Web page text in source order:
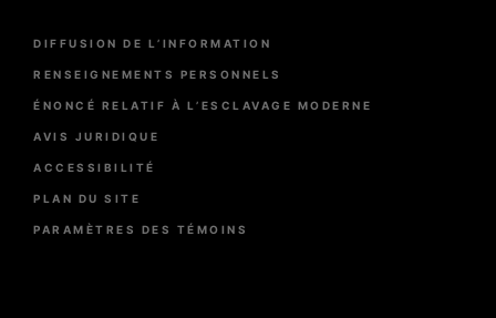
Menu
de
page
DIFFUSION DE L’INFORMATION
RENSEIGNEMENTS PERSONNELS
ÉNONCÉ RELATIF À L’ESCLAVAGE MODERNE
AVIS JURIDIQUE
ACCESSIBILITÉ
PLAN DU SITE
PARAMÈTRES DES TÉMOINS